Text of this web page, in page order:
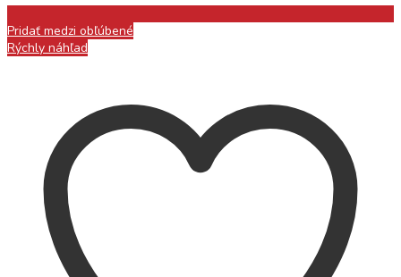
Pridať medzi obľúbené
Rýchly náhľad